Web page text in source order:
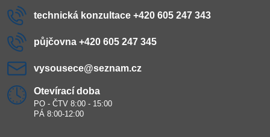
technická konzultace +420 605 247 343
půjčovna +420 605 247 345
vysousece​@seznam​.cz
Otevírací doba
PO - ČTV 8:00 - 15:00
PÁ 8:00-12:00